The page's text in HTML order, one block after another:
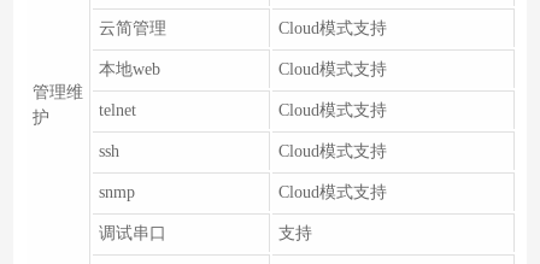
管理维
护
云简管理 Cloud模式支持
本地web Cloud模式支持
telnet Cloud模式支持
ssh Cloud模式支持
snmp Cloud模式支持
调试串口 支持